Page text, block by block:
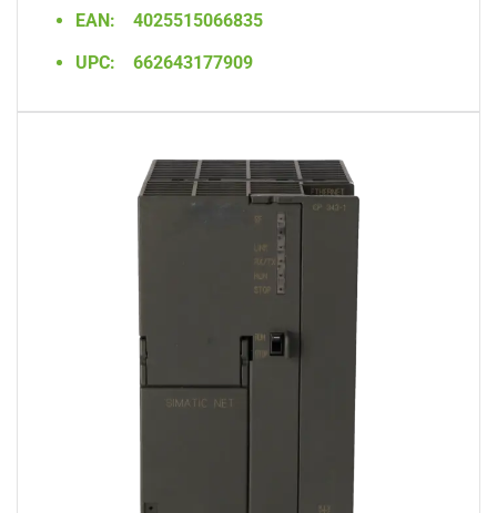
EAN:
4025515066835
UPC:
662643177909